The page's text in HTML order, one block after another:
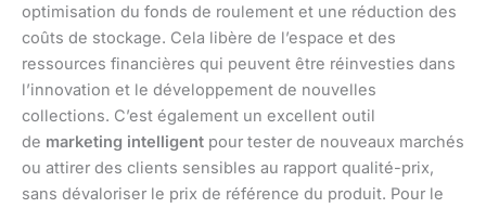
optimisation du fonds de roulement et une réduction des
coûts de stockage. Cela libère de l’espace et des
ressources financières qui peuvent être réinvesties dans
l’innovation et le développement de nouvelles
collections. C’est également un excellent outil
de marketing intelligent pour tester de nouveaux marchés
ou attirer des clients sensibles au rapport qualité-prix,
sans dévaloriser le prix de référence du produit. Pour le